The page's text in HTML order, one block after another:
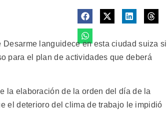
languidece en esta ciudad suiza
para el plan de actividades que deberá
la elaboración de la orden del día de la
el deterioro del clima de trabajo le impidió